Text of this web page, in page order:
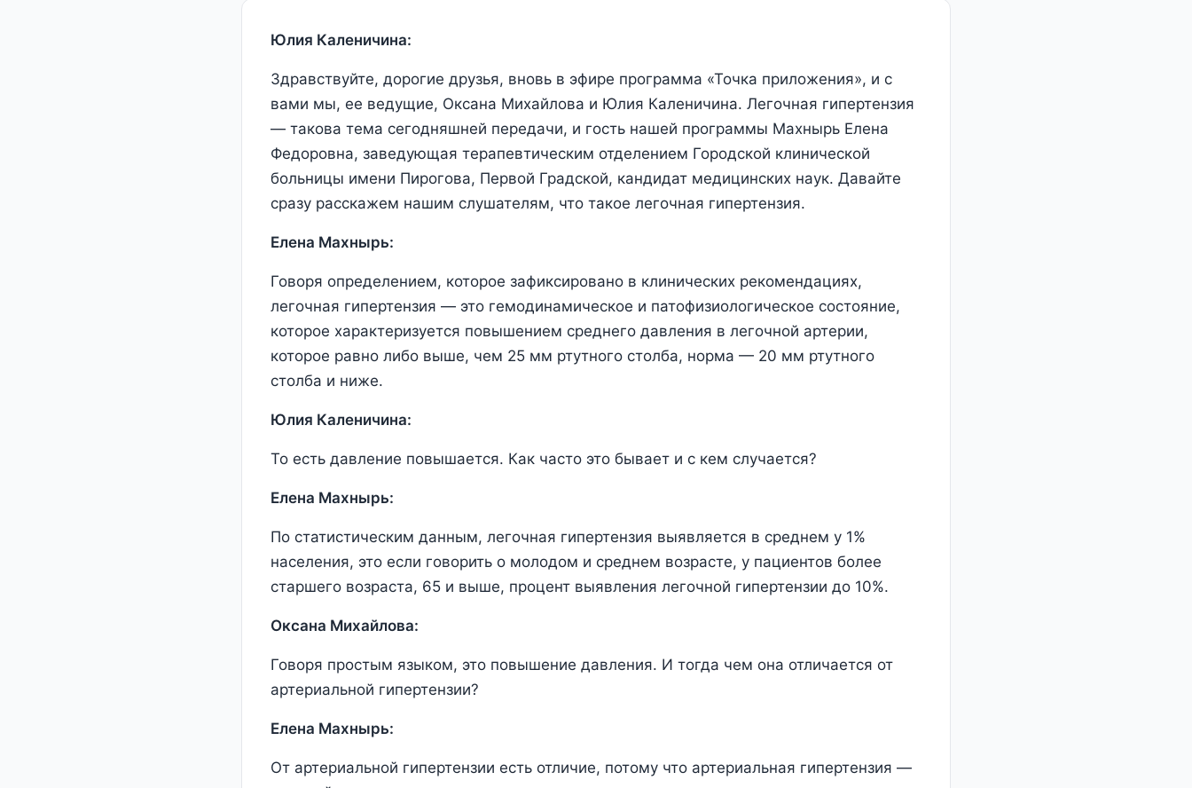
Юлия Каленичина:
Здравствуйте, дорогие друзья, вновь в эфире программа «Точка приложения», и с
вами мы, ее ведущие, Оксана Михайлова и Юлия Каленичина. Легочная гипертензия
— такова тема сегодняшней передачи, и гость нашей программы Махнырь Елена
Федоровна, заведующая терапевтическим отделением Городской клинической
больницы имени Пирогова, Первой Градской, кандидат медицинских наук. Давайте
сразу расскажем нашим слушателям, что такое легочная гипертензия.
Елена Махнырь:
Говоря определением, которое зафиксировано в клинических рекомендациях,
легочная гипертензия — это гемодинамическое и патофизиологическое состояние,
которое характеризуется повышением среднего давления в легочной артерии,
которое равно либо выше, чем 25 мм ртутного столба, норма — 20 мм ртутного
столба и ниже.
Юлия Каленичина:
То есть давление повышается. Как часто это бывает и с кем случается?
Елена Махнырь:
По статистическим данным, легочная гипертензия выявляется в среднем у 1%
населения, это если говорить о молодом и среднем возрасте, у пациентов более
старшего возраста, 65 и выше, процент выявления легочной гипертензии до 10%.
Оксана Михайлова:
Говоря простым языком, это повышение давления. И тогда чем она отличается от
артериальной гипертензии?
Елена Махнырь:
От артериальной гипертензии есть отличие, потому что артериальная гипертензия —